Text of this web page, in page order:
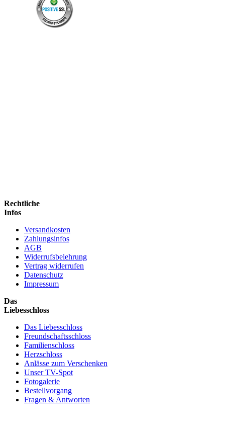
Rechtliche
Infos
Versandkosten
Zahlungsinfos
AGB
Widerrufsbelehrung
Vertrag widerrufen
Datenschutz
Impressum
Das
Liebesschloss
Das Liebesschloss
Freundschaftsschloss
Familienschloss
Herzschloss
Anlässe zum Verschenken
Unser TV-Spot
Fotogalerie
Bestellvorgang
Fragen & Antworten